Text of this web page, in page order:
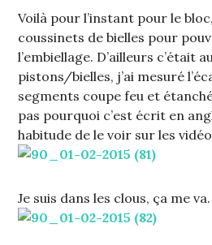
Voilà pour l’instant pour le
coussinets de bielles pour
l’embiellage. D’ailleurs c’était
pistons/bielles, j’ai mesuré
segments coupe feu et
pas pourquoi c’est écrit en
habitude de le voir sur les
Je suis dans les clous, ça me va.